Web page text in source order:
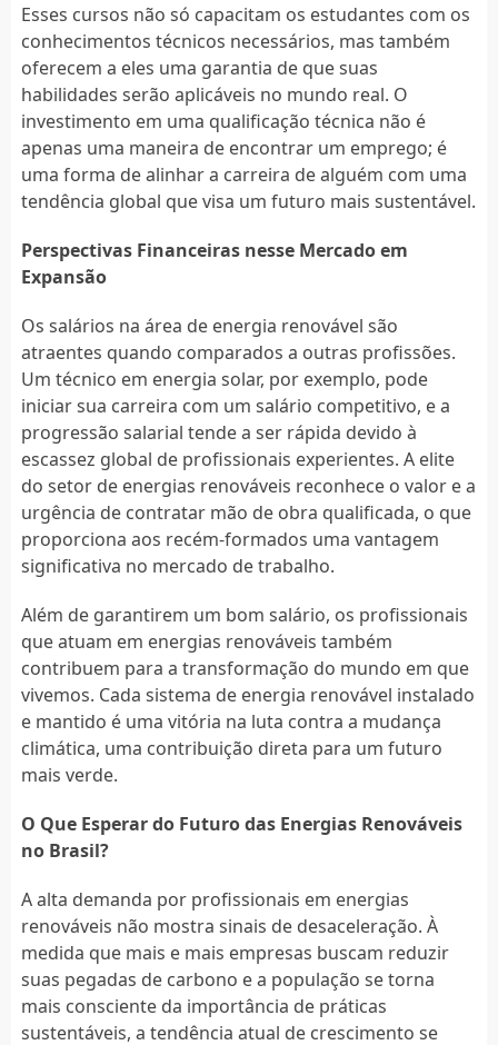
Esses cursos não só capacitam os estudantes com os
conhecimentos técnicos necessários, mas também
oferecem a eles uma garantia de que suas
habilidades serão aplicáveis no mundo real. O
investimento em uma qualificação técnica não é
apenas uma maneira de encontrar um emprego; é
uma forma de alinhar a carreira de alguém com uma
tendência global que visa um futuro mais sustentável.
Perspectivas Financeiras nesse Mercado em
Expansão
Os salários na área de energia renovável são
atraentes quando comparados a outras profissões.
Um técnico em energia solar, por exemplo, pode
iniciar sua carreira com um salário competitivo, e a
progressão salarial tende a ser rápida devido à
escassez global de profissionais experientes. A elite
do setor de energias renováveis reconhece o valor e a
urgência de contratar mão de obra qualificada, o que
proporciona aos recém-formados uma vantagem
significativa no mercado de trabalho.
Além de garantirem um bom salário, os profissionais
que atuam em energias renováveis também
contribuem para a transformação do mundo em que
vivemos. Cada sistema de energia renovável instalado
e mantido é uma vitória na luta contra a mudança
climática, uma contribuição direta para um futuro
mais verde.
O Que Esperar do Futuro das Energias Renováveis
no Brasil?
A alta demanda por profissionais em energias
renováveis não mostra sinais de desaceleração. À
medida que mais e mais empresas buscam reduzir
suas pegadas de carbono e a população se torna
mais consciente da importância de práticas
sustentáveis, a tendência atual de crescimento se